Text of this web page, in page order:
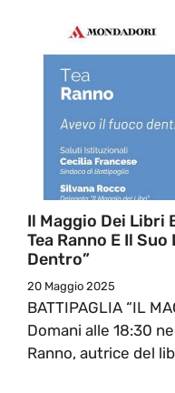
Il Maggio Dei
Tea Ranno E Il
Dentro”
20 Maggio 2025
BATTIPAGLIA “IL
Domani alle 18:30
Ranno, autrice del